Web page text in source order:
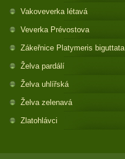
Vakoveverka létavá
Veverka Prévostova
Zákeřnice Platymeris biguttata
Želva pardálí
Želva uhlířská
Želva zelenavá
Zlatohlávci